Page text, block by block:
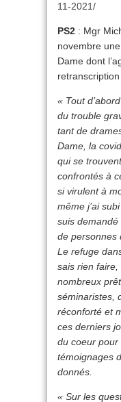
11-2021/
PS2 : Mgr
novembre
Dame dont
retranscription
« Tout
du trouble
tant de
Dame, la
qui se
confrontés à
si virulent à
même j’ai
suis demandé
de personnes
Le refuge
sais rien
nombreux
séminaristes,
réconforté et
ces derniers
du coeur pour
témoignages
donnés.
« Sur les